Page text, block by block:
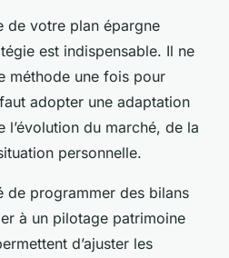
de votre plan épargne
est indispensable. Il ne
méthode une fois pour
adopter une adaptation
du marché, de la
personnelle.
de programmer des bilans
à un pilotage patrimoine
d’ajuster les